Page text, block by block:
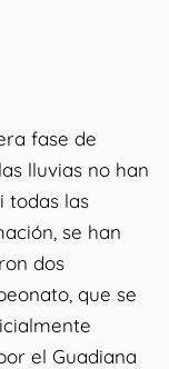
fase de
lluvias no han
todas las
se han
dos
que se
el Guadiana